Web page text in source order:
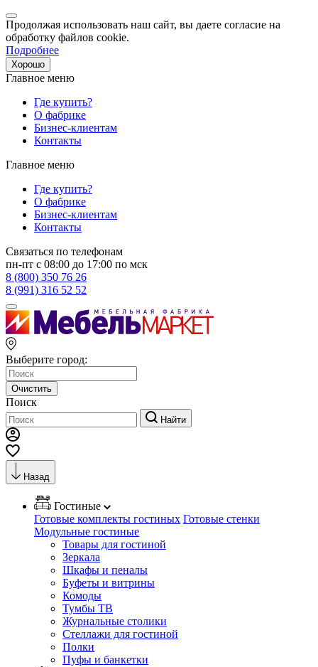
Продолжая использовать наш сайт, вы даете согласие на
обработку файлов cookie.
Подробнее
Хорошо
Главное меню
Где купить?
О фабрике
Бизнес-клиентам
Контакты
Главное меню
Где купить?
О фабрике
Бизнес-клиентам
Контакты
Связаться по телефонам
пн-пт с 08:00 до 17:00 по мск
8 (800) 350 76 26
8 (991) 316 52 52
Выберите город:
Очистить
Поиск
Найти
Назад
Гостиные
Готовые комплекты гостиных Готовые стенки
Модульные гостиные
Товары для гостиной
Зеркала
Шкафы и пеналы
Буфеты и витрины
Комоды
Тумбы ТВ
Журнальные столики
Стеллажи для гостиной
Полки
Пуфы и банкетки